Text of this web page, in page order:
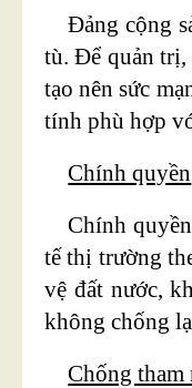
Đảng cộng
tù. Để quản trị,
tạo nên sức
tính phù hợp
Chính quyền
Chính
tế thị trường
vệ đất nước,
không chống
Chống tham